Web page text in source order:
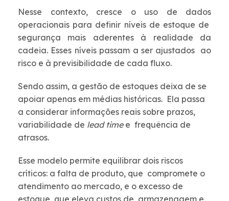
Nesse contexto, cresce o uso de dados
operacionais para definir níveis de estoque de
segurança mais aderentes à realidade da
cadeia. Esses níveis passam a ser ajustados ao
risco e à previsibilidade de cada fluxo.
Sendo assim, a gestão de estoques deixa de se
apoiar apenas em médias históricas. Ela passa
a considerar informações reais sobre prazos,
variabilidade de lead time e frequência de
atrasos.
Esse modelo permite equilibrar dois riscos
críticos: a falta de produto, que compromete o
atendimento ao mercado, e o excesso de